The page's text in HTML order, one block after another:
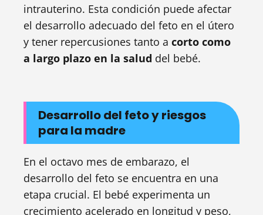
intrauterino. Esta condición puede afectar
el desarrollo adecuado del feto en el útero
y tener repercusiones tanto a corto como
a largo plazo en la salud del bebé.
Desarrollo del feto y riesgos
para la madre
En el octavo mes de embarazo, el
desarrollo del feto se encuentra en una
etapa crucial. El bebé experimenta un
crecimiento acelerado en longitud y peso,